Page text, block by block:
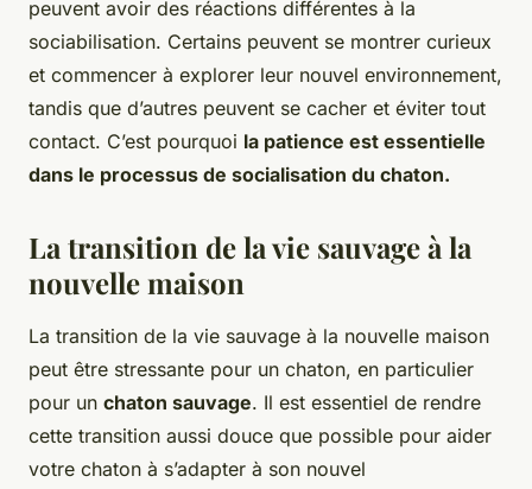
peuvent avoir des réactions différentes à la
sociabilisation. Certains peuvent se montrer curieux
et commencer à explorer leur nouvel environnement,
tandis que d’autres peuvent se cacher et éviter tout
contact. C’est pourquoi la patience est essentielle
dans le processus de socialisation du chaton.
La transition de la vie sauvage à la
nouvelle maison
La transition de la vie sauvage à la nouvelle maison
peut être stressante pour un chaton, en particulier
pour un chaton sauvage. Il est essentiel de rendre
cette transition aussi douce que possible pour aider
votre chaton à s’adapter à son nouvel